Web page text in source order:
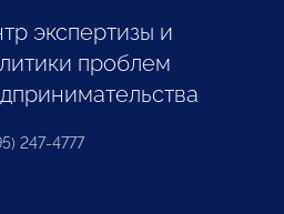
экспертизы и
проблем
247-4777